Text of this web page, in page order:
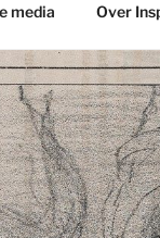
media Over